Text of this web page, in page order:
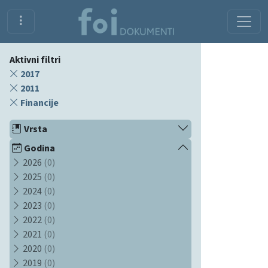
Aktivni filtri
2017
2011
Financije
Vrsta
Godina
2026 (0)
2025 (0)
2024 (0)
2023 (0)
2022 (0)
2021 (0)
2020 (0)
2019 (0)